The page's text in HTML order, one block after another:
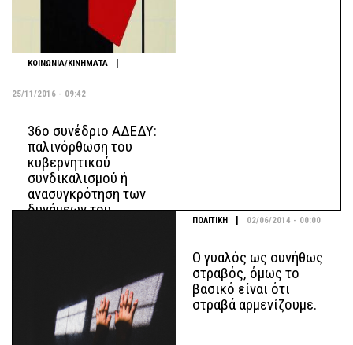
ΚΟΙΝΩΝΙΑ/ΚΙΝΗΜΑΤΑ |
25/11/2016 - 09:42
36ο συνέδριο ΑΔΕΔΥ:
παλινόρθωση του
κυβερνητικού
συνδικαλισμού ή
ανασυγκρότηση των
δυνάμεων του
ΠΟΛΙΤΙΚΗ 02/06/2014 - 00:00
O γυαλός ως συνήθως
στραβός, όμως το
βασικό είναι ότι
στραβά αρμενίζουμε.